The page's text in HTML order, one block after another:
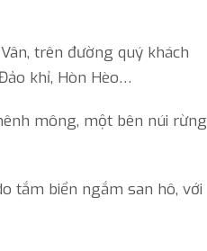
trên đường quý khách
khỉ, Hòn Hèo…
mông, một bên núi rừng
tắm biển ngắm san hô, với